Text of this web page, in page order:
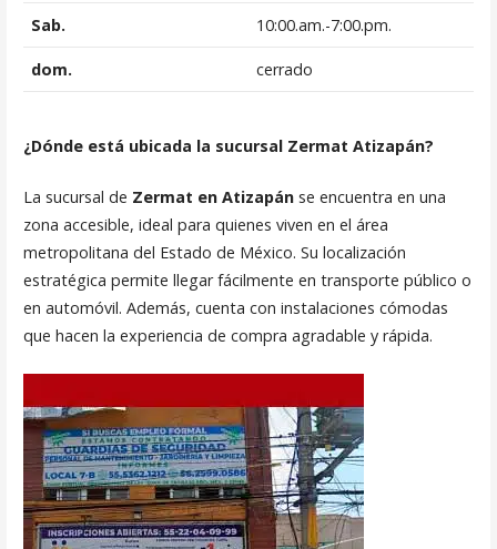
Sab. 10:00.am.-7:00.pm.
dom. cerrado
¿Dónde está ubicada la sucursal Zermat Atizapán?
La sucursal de Zermat en Atizapán se encuentra en una
zona accesible, ideal para quienes viven en el área
metropolitana del Estado de México. Su localización
estratégica permite llegar fácilmente en transporte público o
en automóvil. Además, cuenta con instalaciones cómodas
que hacen la experiencia de compra agradable y rápida.